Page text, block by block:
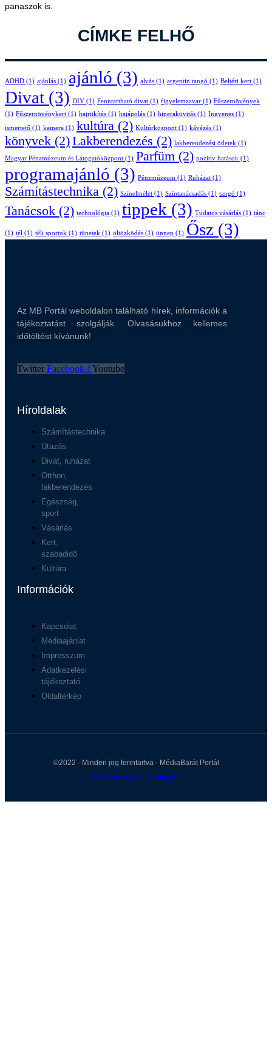
panaszok is.
CÍMKE FELHŐ
ADHD (1) ajánlás (1) ajánló (3) alvás (1) argentin tangó (1) Beltéri kert (1)
Divat (3) DIY (1) Fenntartható divat (1) figyelemzavar (1) Fűszernövények
(1) Fűszernövénykert (1) hajritkítás (1) hajápolás (1) hiperaktivitás (1) Ingyenes (1)
ismertető (1) kamera (1) kultúra (2) Kultúrközpont (1) kávézás (1)
könyvek (2)Lakberendezés (2) lakberendezési ötletek (1)
Magyar Pénzmúzeum és Látogatóközpont (1) Parfüm (2) pozitív hatások (1)
programajánló (3) Pénzmúzeum (1) Ruházat (1)
Számítástechnika (2) Színelmélet (1) Színtanácsadás (1) tangó (1)
Tanácsok (2) technológia (1) tippek (3) Tudatos vásárlás (1) tánc
(1) tél (1) téli sportok (1) tünetek (1) öltözködés (1) ünnep (1) Ősz (3)
Az MB Portál weboldalon található hírek, információk a
tájékoztatást szolgálják. Olvasásukhoz kellemes
időtöltést kívánunk!
Twitter Facebook-fYoutube
Híroldalak
Számítástechnika
Utazás
Divat, ruházat
Otthon,
lakberendezés
Egészség,
sport
Vásárlás
Kert,
szabadidő
Kultúra
Információk
Kapcsolat
Médiaajánlat
Impresszum
Adatkezelési
tájékoztató
Oldaltérkép
©2022 - Minden jog fenntartva - MédiaBarát Portál
Készítette Alpha Hosting Kft.